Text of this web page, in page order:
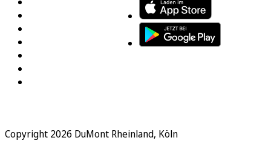
Copyright 2026 DuMont Rheinland, Köln